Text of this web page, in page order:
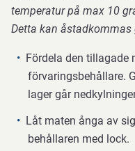
temperatur på max 10
Detta kan
Fördela den tillagade
förvaringsbehållare.
lager går
Låt maten ånga av
behållaren med lock.